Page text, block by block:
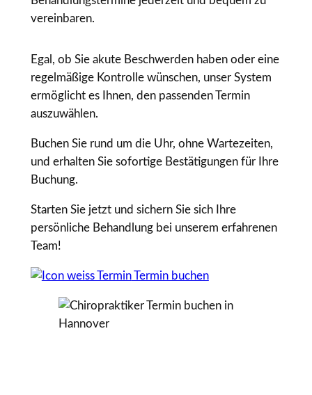
vereinbaren.
Egal, ob Sie akute Beschwerden haben oder eine
regelmäßige Kontrolle wünschen, unser System
ermöglicht es Ihnen, den passenden Termin
auszuwählen.
Buchen Sie rund um die Uhr, ohne Wartezeiten,
und erhalten Sie sofortige Bestätigungen für Ihre
Buchung.
Starten Sie jetzt und sichern Sie sich Ihre
persönliche Behandlung bei unserem erfahrenen
Team!
Termin buchen